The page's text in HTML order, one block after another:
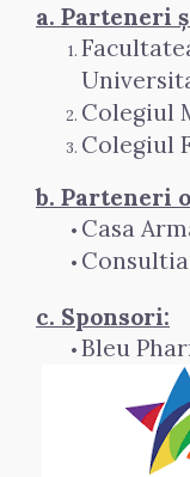
a. Parteneri
Colegiul
Colegiul
b. Parteneri
Casa
Consultia
c. Sponsori:
Bleu